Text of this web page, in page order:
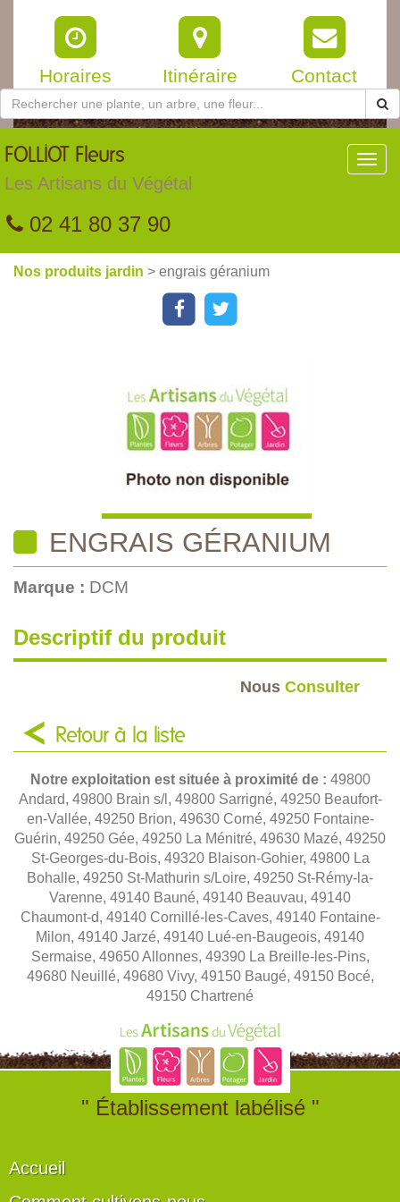
Horaires Itinéraire Contact
FOLLIOT Fleurs
Les Artisans du Végétal
02 41 80 37 90
Nos produits jardin > engrais géranium
ENGRAIS GÉRANIUM
Marque : DCM
Descriptif du produit
Nous Consulter
Retour à la liste
Notre exploitation est située à proximité de : 49800
Andard, 49800 Brain s/l, 49800 Sarrigné, 49250 Beaufort-
en-Vallée, 49250 Brion, 49630 Corné, 49250 Fontaine-
Guérin, 49250 Gée, 49250 La Ménitré, 49630 Mazé, 49250
St-Georges-du-Bois, 49320 Blaison-Gohier, 49800 La
Bohalle, 49250 St-Mathurin s/Loire, 49250 St-Rémy-la-
Varenne, 49140 Bauné, 49140 Beauvau, 49140
Chaumont-d, 49140 Cornillé-les-Caves, 49140 Fontaine-
Milon, 49140 Jarzé, 49140 Lué-en-Baugeois, 49140
Sermaise, 49650 Allonnes, 49390 La Breille-les-Pins,
49680 Neuillé, 49680 Vivy, 49150 Baugé, 49150 Bocé,
49150 Chartrené
" Établissement labélisé "
Accueil